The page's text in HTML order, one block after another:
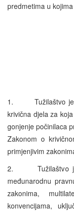
predmetima u
1. Tužilaštvo je
krivična djela za
gonjenje počinilaca
Zakonom o
primjenjivim
2. Tužilaštvo je
međunarodnu
zakonima,
konvencijama,